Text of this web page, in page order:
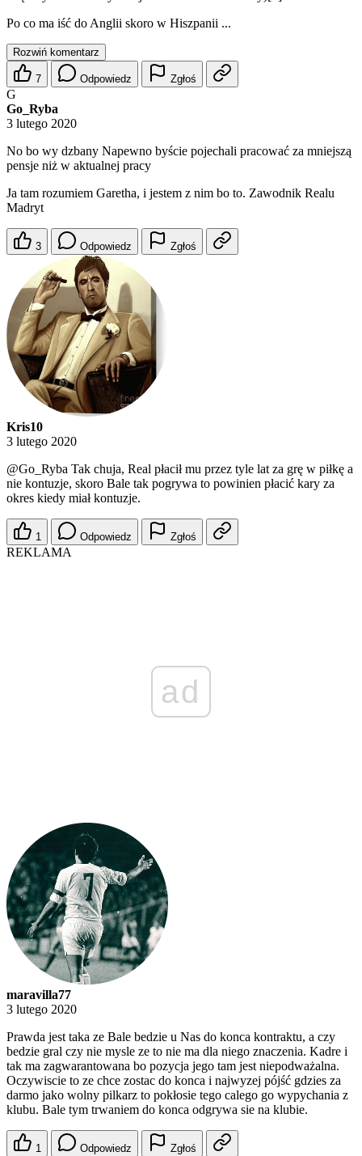
Po co ma iść do Anglii skoro w Hiszpanii ...
Rozwiń komentarz
7 Odpowiedz Zgłoś
G
Go_Ryba
3 lutego 2020
No bo wy dzbany Napewno byście pojechali pracować za mniejszą
pensje niż w aktualnej pracy
Ja tam rozumiem Garetha, i jestem z nim bo to. Zawodnik Realu
Madryt
3 Odpowiedz Zgłoś
Kris10
3 lutego 2020
@Go_Ryba Tak chuja, Real płacił mu przez tyle lat za grę w piłkę a
nie kontuzje, skoro Bale tak pogrywa to powinien płacić kary za
okres kiedy miał kontuzje.
1 Odpowiedz Zgłoś
REKLAMA
ad
maravilla77
3 lutego 2020
Prawda jest taka ze Bale bedzie u Nas do konca kontraktu, a czy
bedzie gral czy nie mysle ze to nie ma dla niego znaczenia. Kadre i
tak ma zagwarantowana bo pozycja jego tam jest niepodważalna.
Oczywiscie to ze chce zostac do konca i najwyzej pójść gdzies za
darmo jako wolny pilkarz to pokłosie tego calego go wypychania z
klubu. Bale tym trwaniem do konca odgrywa sie na klubie.
1 Odpowiedz Zgłoś